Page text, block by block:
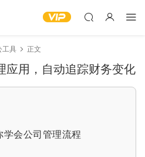
工具 正文
应用，自动追踪财务变化
会公司管理流程